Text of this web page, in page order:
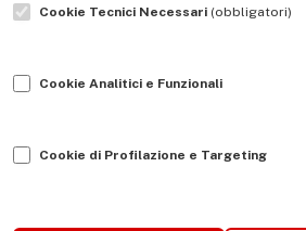
Indirizzo Socio Politico Culturale
Guida per le autrici e gli autori
Cookie Tecnici Necessari (obbligatori)
Cookie Analitici e Funzionali
Cookie di Profilazione e Targeting